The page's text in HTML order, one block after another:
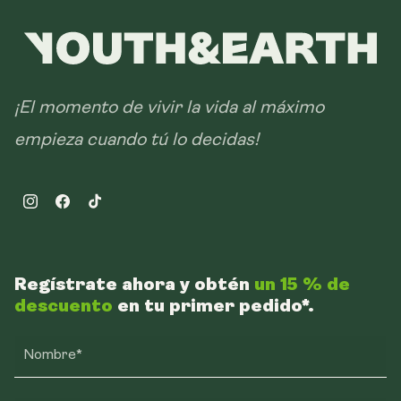
¡El momento de vivir la vida al máximo
empieza cuando tú lo decidas!
InstagramFacebookTikTok
Regístrate ahora y obtén un 15 % de
descuento en tu primer pedido*.
Nombre*